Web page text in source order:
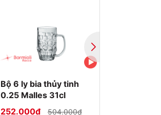
Bộ 6 ly bia thủy tinh
0.25 Malles 31cl
252.000₫
504.000₫